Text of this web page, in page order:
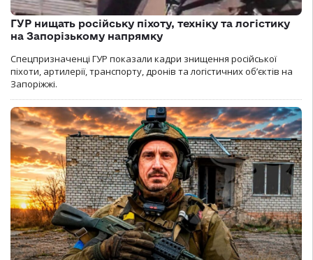
ГУР нищать російську піхоту, техніку та логістику
на Запорізькому напрямку
Спецпризначенці ГУР показали кадри знищення російської
піхоти, артилерії, транспорту, дронів та логістичних об’єктів на
Запоріжжі.